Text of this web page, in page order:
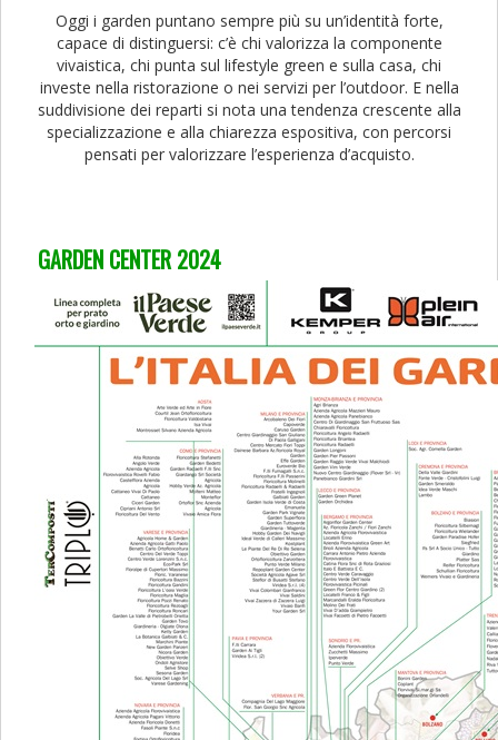
Oggi i garden puntano sempre più su un’identità forte,
capace di distinguersi: c’è chi valorizza la componente
vivaistica, chi punta sul lifestyle green e sulla casa, chi
investe nella ristorazione o nei servizi per l’outdoor. E nella
suddivisione dei reparti si nota una tendenza crescente alla
specializzazione e alla chiarezza espositiva, con percorsi
pensati per valorizzare l’esperienza d’acquisto.
GARDEN CENTER 2024